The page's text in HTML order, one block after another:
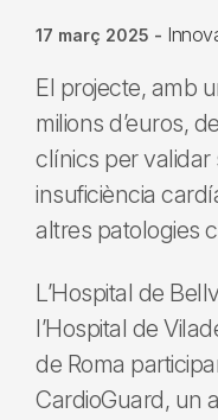
17 març 2025 -
El projecte, amb
milions d’euros,
clínics per
insuficiència
altres patologies
L’Hospital de
l’Hospital de
de Roma
CardioGuard, un